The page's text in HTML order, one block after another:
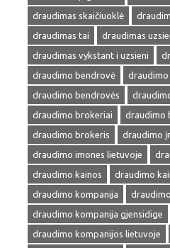
draudimas skaičiuoklė
draudimas tai
draudimas
draudimas vykstant i uzsieni
draudimo bendrovė
draudimo bendrovės
draudimo brokeriai
draudimo
draudimo brokeris
draudimo
draudimo imones lietuvoje
draudimo kainos
draudimo
draudimo kompanija
draudimo kompanija gjensidige
draudimo kompanijos lietuvoje